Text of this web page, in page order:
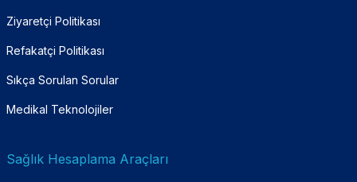
Ziyaretçi Politikası
Refakatçi Politikası
Sıkça Sorulan Sorular
Medikal Teknolojiler
Sağlık Hesaplama Araçları